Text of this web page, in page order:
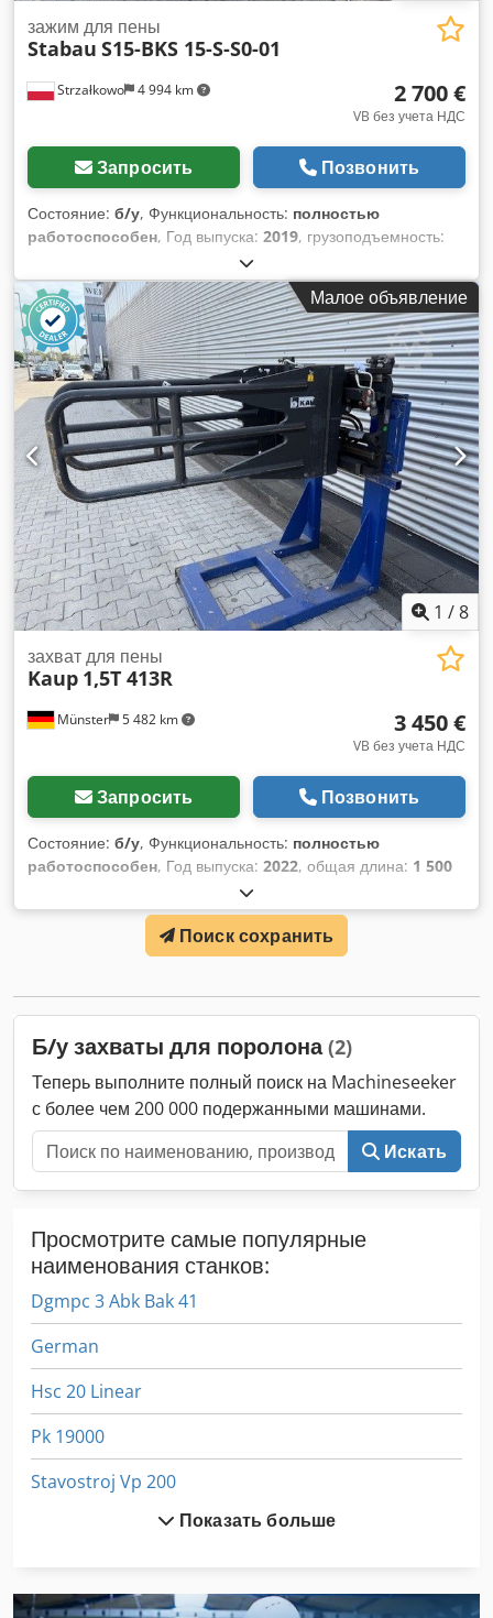
Strzałkowo 4 994 km
зажим для пены
Stabau S15-BKS 15-S-S0-01
2 700 €
VB без учета НДС
Запросить Позвонить
Состояние: б/у, Функциональность: полностью
работоспособен, Год выпуска: 2019, грузоподъемность:
, Захват для поролона Центр тяжести груза: 1000
Класс ISO: ISO класс 2 = 1.000 - 2.500 кг Dedpfoyz E Sbjx
Aggock Состояние: Готов к эксплуатации и полностью
исправен Техническое состояние: хорошее Описание: Год
2019 ISO 2A (41 см) Грузоподъемность 500 кг / 1000 мм
Диапазон раскрытия 800-2500 мм Боковое смещение
Ширина 1350 мм Захваты 1500 мм ID OS1973
Малое объявление
1 /8
Münster 5 482 km
захват для пены
Kaup 1,5T 413R
3 450 €
VB без учета НДС
Запросить Позвонить
Состояние: б/у, Функциональность: полностью
работоспособен, Год выпуска: 2022, общая длина: 1 500
500 кг, собственный вес:
ширина открытия:1 900 мм, Захват для пеноматериала
Грузовой центр: 750 Класс ISO: ISO Класс 2 = 1.000 - 2.500
кг Состояние: готово к эксплуатации и полностью
Dcsdpfxjw Szlwe Aggjk Описание: Помимо этого устройства
складской техники. Вся техника прошла сервисное
обслуживание и проверку по FEM4.004. Свяжитесь с нами
по электронной почте или по телефону. Вы найдете нас
также на сайте hsr-gabelstapler. Мы также выкупаем вашу
бывшую в употреблении технику, даже если вы не
покупаете у нас новую машину. Лизинг и финансирование
на выгодных условиях возможны по запросу. Мы с
проконсультируем вас по нашему ассортименту техники.
Поиск сохранить
Б/у захваты для поролона(2)
Теперь выполните полный поиск на Machineseeker
с более чем 200 000 подержанными машинами.
Искать
Просмотрите самые популярные
наименования станков:
Dgmpc 3 Abk Bak 41
German
Hsc 20 Linear
Pk 19000
Stavostroj Vp 200
Показать больше